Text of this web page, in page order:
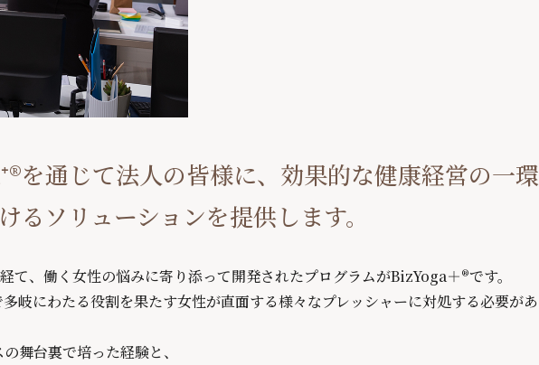
を通じて法人の皆様に、効果的な健康経営の一環
るソリューションを提供します。
て、働く女性の悩みに寄り添って開発されたプログラムがBizYoga＋®です。
岐にわたる役割を果たす女性が直面する様々なプレッシャーに対処する必要があ
舞台裏で培った経験と、